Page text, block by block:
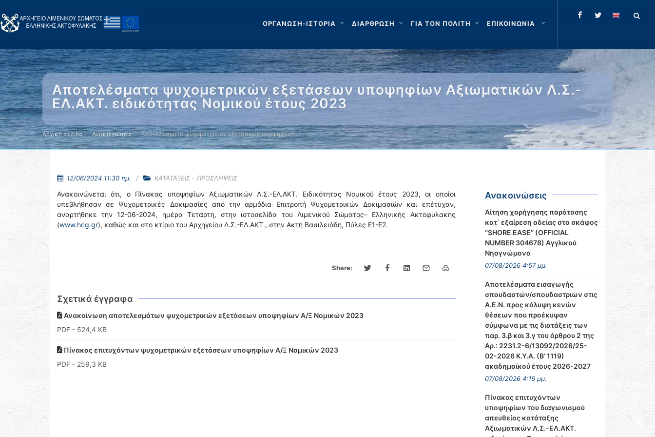
ΟΡΓΑΝΩΣΗ-ΙΣΤΟΡΙΑ ΔΙΑΡΘΡΩΣΗ ΓΙΑ ΤΟΝ ΠΟΛΙΤΗ ΕΠΙΚΟΙΝΩΝΙΑ
Αποτελέσματα ψυχομετρικών εξετάσεων υποψηφίων Αξιωματικών Λ.Σ.-
ΕΛ.ΑΚΤ. ειδικότητας Νομικού έτους 2023
Αρχική σελίδα Ανακοινώσεις Αποτελέσματα ψυχομετρικών εξετάσεων υποψηφίων …
12/06/2024 11:30 πμ. ΚΑΤΑΤΑΞΕΙΣ - ΠΡΟΣΛΗΨΕΙΣ
Ανακοινώνεται ότι, ο Πίνακας υποψηφίων Αξιωματικών Λ.Σ.-ΕΛ.ΑΚΤ. Ειδικότητας Νομικού έτους 2023, οι οποίοι
υπεβλήθησαν σε Ψυχομετρικές Δοκιμασίες από την αρμόδια Επιτροπή Ψυχομετρικών Δοκιμασιών και επέτυχαν,
αναρτήθηκε την 12-06-2024, ημέρα Τετάρτη, στην ιστοσελίδα του Λιμενικού Σώματος– Ελληνικής Ακτοφυλακής
(www.hcg.gr), καθώς και στο κτίριο του Αρχηγείου Λ.Σ.-ΕΛ.ΑΚΤ., στην Ακτή Βασιλειάδη, Πύλες Ε1-Ε2.
Share:
Σχετικά έγγραφα
Ανακοίνωση αποτελεσμάτων ψυχομετρικών εξετάσεων υποψηφίων Α/Ξ Νομικών 2023
PDF - 524,4 KB
Πίνακας επιτυχόντων ψυχομετρικών εξετάσεων υποψηφίων Α/Ξ Νομικών 2023
PDF - 259,3 KB
Ανακοινώσεις
Αίτηση χορήγησης παράτασης
κατ΄ εξαίρεση αδείας στο σκάφος
‘’SHORE EASE’’ (OFFICIAL
NUMBER 304678) Αγγλικού
Νηογνώμονα
07/08/2026 4:57 μμ.
Αποτελέσματα εισαγωγής
σπουδαστών/σπουδαστριών στις
Α.Ε.Ν. προς κάλυψη κενών
θέσεων που προέκυψαν
σύμφωνα με τις διατάξεις των
παρ. 3.β και 3.γ του άρθρου 2 της
Αρ.: 2231.2-6/13092/2026/25-
02-2026 Κ.Υ.Α. (Β’ 1119)
ακαδημαϊκού έτους 2026-2027
07/08/2026 4:16 μμ.
Πίνακας επιτυχόντων
υποψηφίων του διαγωνισμού
απευθείας κατάταξης
Αξιωματικών Λ.Σ.-ΕΛ.ΑΚΤ.